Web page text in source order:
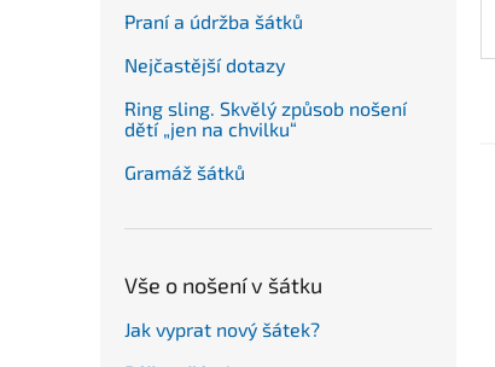
Praní a údržba šátků
Nejčastější dotazy
Ring sling. Skvělý způsob nošení
dětí „jen na chvilku“
Gramáž šátků
Vše o nošení v šátku
Jak vyprat nový šátek?